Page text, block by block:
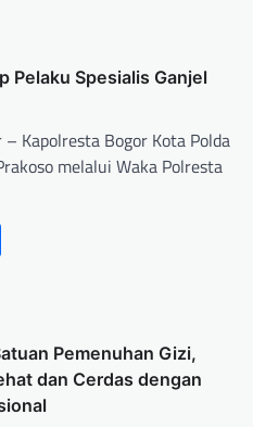
Pelaku Spesialis Ganjel
Kapolresta Bogor Kota Polda
melalui Waka Polresta
Pemenuhan Gizi,
dan Cerdas dengan